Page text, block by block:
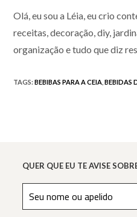
Olá, eu sou a Léia, eu crio
receitas, decoração, diy,
organização e tudo que diz
TAGS:BEBIBAS PARA A CEIA BEBIDAS
QUER QUE EU TE AVISE